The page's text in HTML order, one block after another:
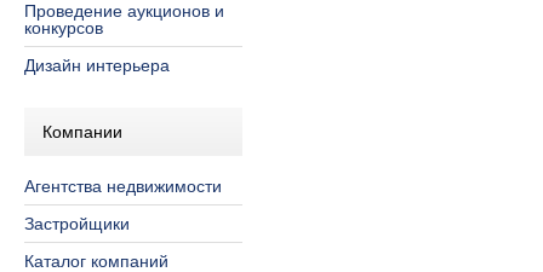
Проведение аукционов и
конкурсов
Дизайн интерьера
Компании
Агентства недвижимости
Застройщики
Каталог компаний